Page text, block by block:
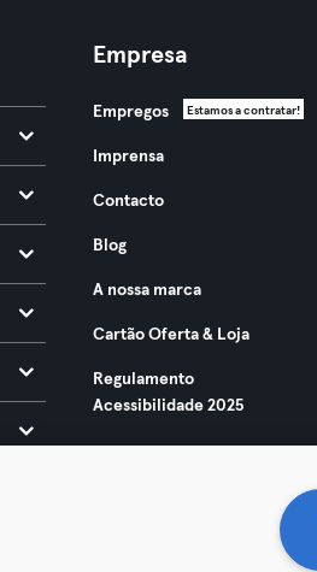
Empresa
Empregos Estamos a contratar!
Imprensa
Contacto
Blog
A nossa marca
Cartão Oferta & Loja
Regulamento
Acessibilidade 2025